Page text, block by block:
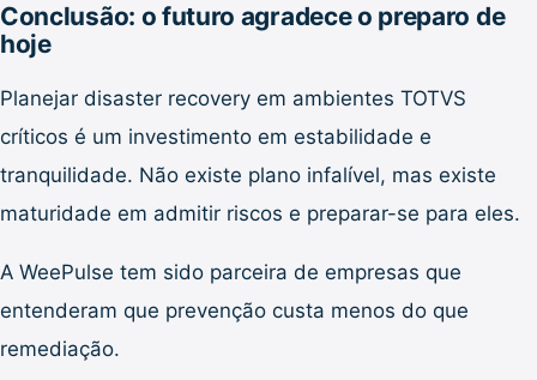
Conclusão: o futuro agradece o preparo de
hoje
Planejar disaster recovery em ambientes TOTVS
críticos é um investimento em estabilidade e
tranquilidade. Não existe plano infalível, mas existe
maturidade em admitir riscos e preparar-se para eles.
A WeePulse tem sido parceira de empresas que
entenderam que prevenção custa menos do que
remediação.